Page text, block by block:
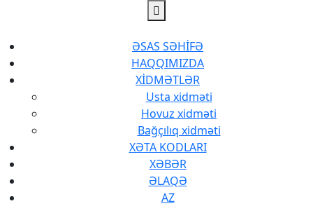
ƏSAS SƏHİFƏ
HAQQIMIZDA
XİDMƏTLƏR
Usta xidməti
Hovuz xidməti
Bağçılıq xidməti
XƏTA KODLARI
XƏBƏR
ƏLAQƏ
AZ